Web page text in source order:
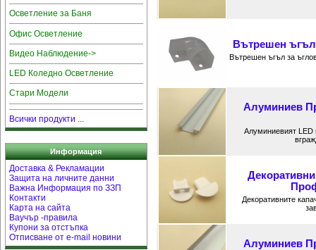
Осветление за Баня
Офис Осветление
Видео Наблюдение->
LED Коледно Осветление
Стари Модели
Всички продукти ...
Информация
Доставка & Рекламации
Защита на личните данни
Важна Информация по ЗЗП
Контакти
Карта на сайта
Ваучър -правила
Купони за отстъпка
Отписване от e-mail новини
Вътрешен
Вътрешен ъгъл за
Алуминиев
Алуминиевият
Декоративните
Алуминиев